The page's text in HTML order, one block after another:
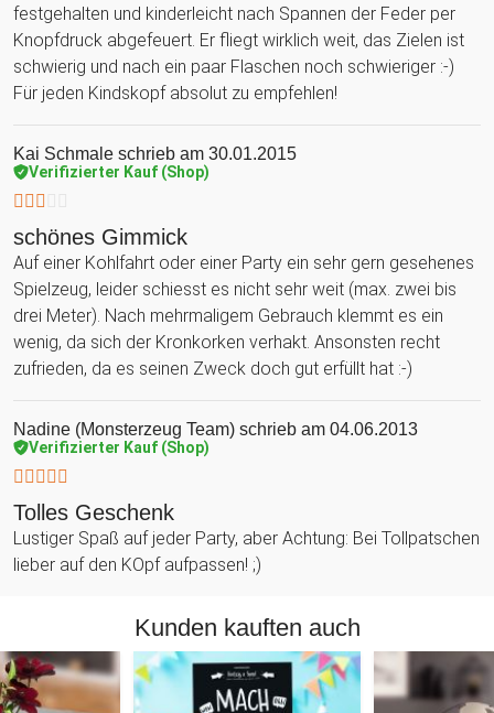
festgehalten und kinderleicht nach Spannen der Feder per
Knopfdruck abgefeuert. Er fliegt wirklich weit, das Zielen ist
schwierig und nach ein paar Flaschen noch schwieriger :-)
Für jeden Kindskopf absolut zu empfehlen!
Kai Schmale schrieb am 30.01.2015
Verifizierter Kauf (Shop)
schönes Gimmick
Auf einer Kohlfahrt oder einer Party ein sehr gern gesehenes
Spielzeug, leider schiesst es nicht sehr weit (max. zwei bis
drei Meter). Nach mehrmaligem Gebrauch klemmt es ein
wenig, da sich der Kronkorken verhakt. Ansonsten recht
zufrieden, da es seinen Zweck doch gut erfüllt hat :-)
Nadine (Monsterzeug Team) schrieb am 04.06.2013
Verifizierter Kauf (Shop)
Tolles Geschenk
Lustiger Spaß auf jeder Party, aber Achtung: Bei Tollpatschen
lieber auf den KOpf aufpassen! ;)
Kunden kauften auch